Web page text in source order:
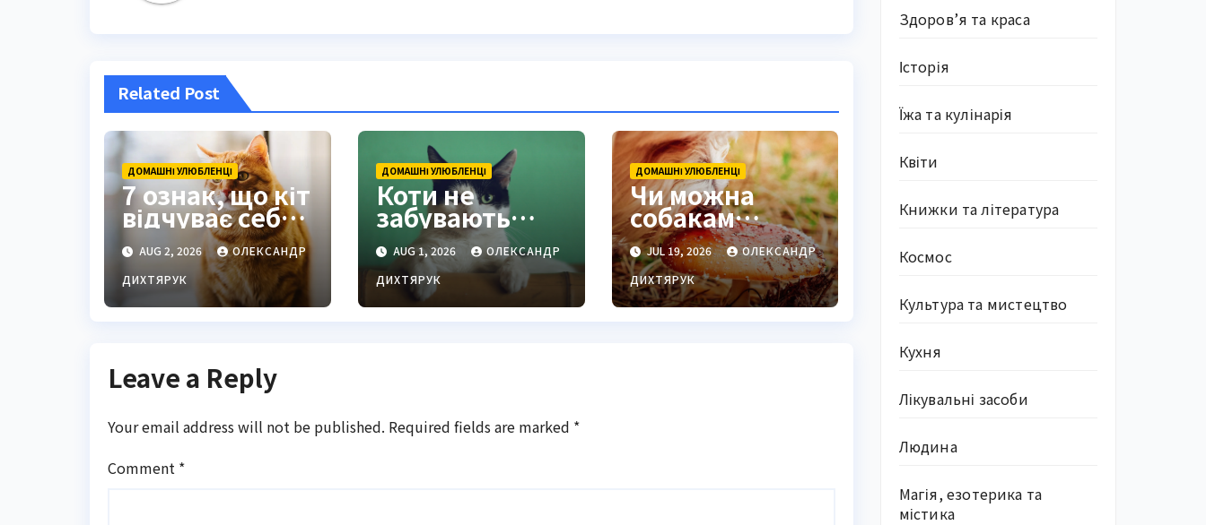
Related Post
ДОМАШНІ УЛЮБЛЕНЦІ
7 ознак, що кіт
відчуває себе
в безпеці
поруч з вами
AUG 2, 2026
ОЛЕКСАНДР
ДИХТЯРУК
ДОМАШНІ УЛЮБЛЕНЦІ
Коти не
забувають
господарів:
міф про 16
годин
розвінчано
AUG 1, 2026
ОЛЕКСАНДР
ДИХТЯРУК
ДОМАШНІ УЛЮБЛЕНЦІ
Чи можна
собакам
гриби: наукові
факти та
практичні
поради
JUL 19, 2026
ОЛЕКСАНДР
ДИХТЯРУК
Leave a Reply
Your email address will not be published. Required fields are marked *
Comment *
Здоров’я та краса
Історія
Їжа та кулінарія
Квіти
Книжки та література
Космос
Культура та мистецтво
Кухня
Лікувальні засоби
Людина
Магія, езотерика та
містика